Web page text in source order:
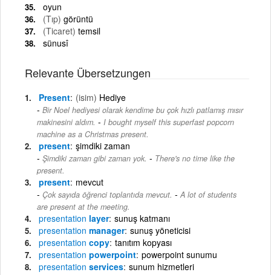
oyun
(Tıp) görüntü
(Ticaret) temsil
sünusî
Relevante Übersetzungen
Present (isim) Hediye
Bir Noel hediyesi olarak kendime bu çok hızlı patlamış mısır
makinesini aldım. - I bought myself this superfast popcorn
machine as a Christmas present.
present şimdiki zaman
Şimdiki zaman gibi zaman yok. - There's no time like the
present.
present mevcut
Çok sayıda öğrenci toplantıda mevcut. - A lot of students
are present at the meeting.
presentation layer sunuş katmanı
presentation manager sunuş yöneticisi
presentation copy tanıtım kopyası
presentation powerpoint powerpoint sunumu
presentation services sunum hizmetleri